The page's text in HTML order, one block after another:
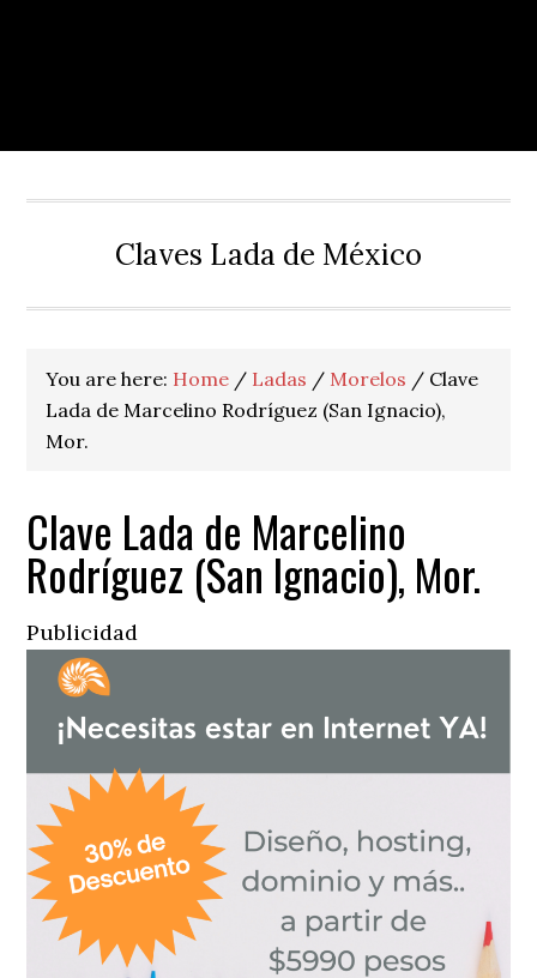
Claves Lada de México
You are here: Home / Ladas / Morelos / Clave
Lada de Marcelino Rodríguez (San Ignacio),
Mor.
Clave Lada de Marcelino
Rodríguez (San Ignacio), Mor.
Publicidad